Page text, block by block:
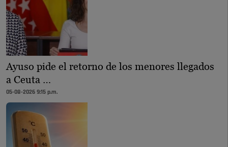
Ayuso pide el retorno de los menores llegados
a Ceuta …
05-08-2026 9:15 p.m.